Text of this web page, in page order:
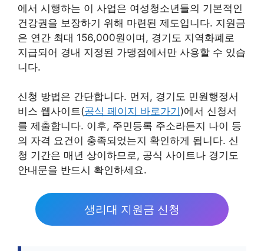
에서 시행하는 이 사업은 여성청소년들의 기본적인
건강권을 보장하기 위해 마련된 제도입니다. 지원금
은 연간 최대 156,000원이며, 경기도 지역화폐로
지급되어 경내 지정된 가맹점에서만 사용할 수 있습
니다.
신청 방법은 간단합니다. 먼저, 경기도 민원행정서
비스 웹사이트(공식 페이지 바로가기 )에서 신청서
를 제출합니다. 이후, 주민등록 주소라든지 나이 등
의 자격 요건이 충족되었는지 확인하게 됩니다. 신
청 기간은 매년 상이하므로, 공식 사이트나 경기도
안내문을 반드시 확인하세요.
생리대 지원금 신청